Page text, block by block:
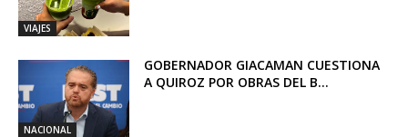
VIAJES
NACIONAL
GOBERNADOR GIACAMAN CUESTIONA
A QUIROZ POR OBRAS DEL B...